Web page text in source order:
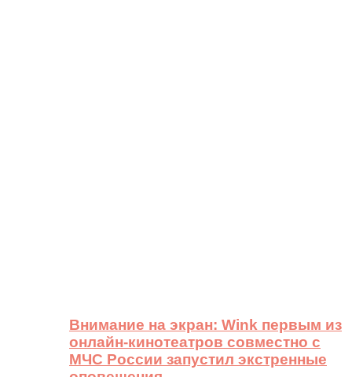
Внимание на экран: Wink первым из
онлайн-кинотеатров совместно с
МЧС России запустил экстренные